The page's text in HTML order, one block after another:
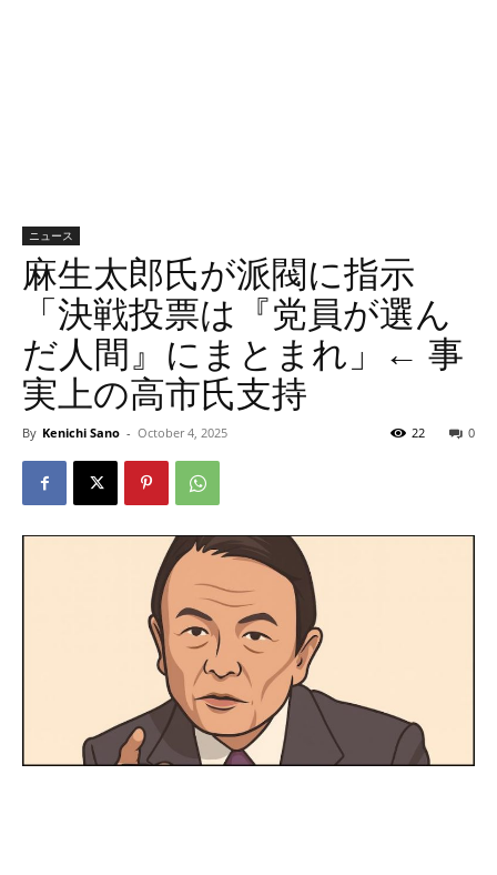
ニュース
麻生太郎氏が派閥に指示
「決戦投票は『党員が選ん
だ人間』にまとまれ」← 事
実上の高市氏支持
By Kenichi Sano - October 4, 2025 0
22